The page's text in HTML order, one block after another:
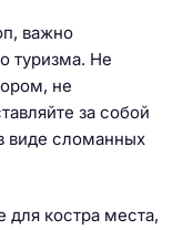
важно
туризма. Не
не
за собой
виде сломанных
для костра места,